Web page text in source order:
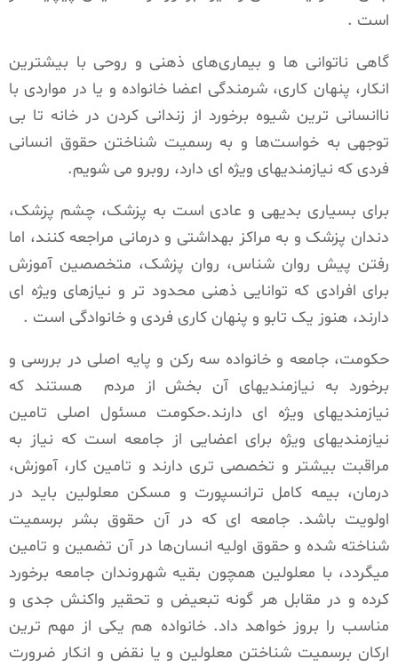
است .
گاهی ناتوانی ها و بیماری‌های ذهنی و روحی با بیشترین
انکار، پنهان کاری، شرمندگی اعضا خانواده و یا در مواردی با
ناانسانی ترین شیوه برخورد از زندانی کردن در خانه تا بی
توجهی به خواست‌ها و به رسمیت شناختن حقوق انسانی
فردی که نیازمندیهای ویژه ای دارد، روبرو می شویم.
برای بسیاری بدیهی و عادی است به پزشک، چشم پزشک،
دندان پزشک و به مراکز بهداشتی و درمانی مراجعه کنند، اما
رفتن پیش روان شناس، روان پزشک، متخصصین آموزش
برای افرادی که توانایی ذهنی محدود تر و نیازهای ویژه ای
دارند، هنوز یک تابو و پنهان کاری فردی و خانوادگی است .
حکومت، جامعه و خانواده سه رکن و پایه اصلی در بررسی و
برخورد به نیازمندیهای آن بخش از مردم هستند که
نیازمندیهای ویژه ای دارند.حکومت مسئول اصلی تامین
نیازمندیهای ویژه برای اعضایی از جامعه است که نیاز به
مراقبت بیشتر و تخصصی تری دارند و تامین کار، آموزش،
درمان، بیمه کامل ترانسپورت و مسکن معلولین باید در
اولویت باشد. جامعه ای که در آن حقوق بشر برسمیت
شناخته شده و حقوق اولیه انسان‌ها در آن تضمین و تامین
میگردد، با معلولین همچون بقیه شهروندان جامعه برخورد
کرده و در مقابل هر گونه تبعیض و تحقیر واکنش جدی و
مناسب را بروز خواهد داد. خانواده هم یکی از مهم ترین
ارکان برسمیت شناختن معلولین و یا نقض و انکار ضرورت